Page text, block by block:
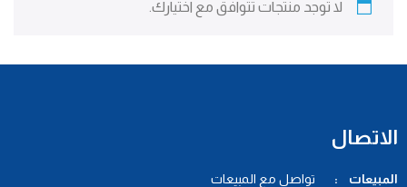
لا توجد منتجات تتوافق مع اختيارك.
الاتصال
المبيعات : تواصل مع المبيعات